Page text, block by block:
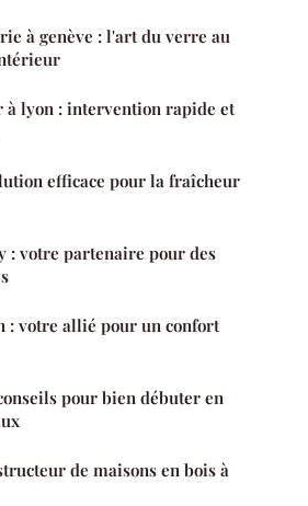
à genève : l'art du verre au
à lyon : intervention rapide et
efficace pour la fraîcheur
: votre partenaire pour des
: votre allié pour un confort
pour bien débuter en
de maisons en bois à